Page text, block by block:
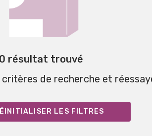
0 résultat trouvé
critères de recherche et
LES FILTRES